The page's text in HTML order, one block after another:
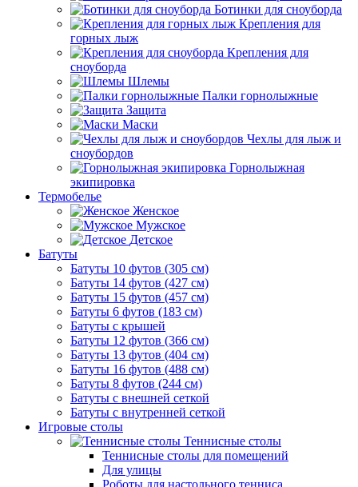
Ботинки для сноуборда
Крепления для
горных лыж
Крепления для
сноуборда
Шлемы
Палки горнолыжные
Защита
Маски
Чехлы для лыж и
сноубордов
Горнолыжная
экипировка
Термобелье
Женское
Мужское
Детское
Батуты
Батуты 10 футов (305 см)
Батуты 14 футов (427 см)
Батуты 15 футов (457 см)
Батуты 6 футов (183 см)
Батуты с крышей
Батуты 12 футов (366 см)
Батуты 13 футов (404 см)
Батуты 16 футов (488 см)
Батуты 8 футов (244 см)
Батуты с внешней сеткой
Батуты с внутренней сеткой
Игровые столы
Теннисные столы
Теннисные столы для помещений
Для улицы
Роботы для настольного тенниса